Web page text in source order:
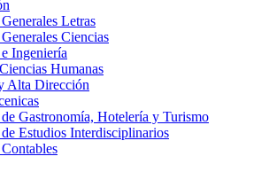
Letras
Ciencias
Ingeniería
Humanas
Alta Dirección
Gastronomía, Hotelería y Turismo
Estudios Interdisciplinarios